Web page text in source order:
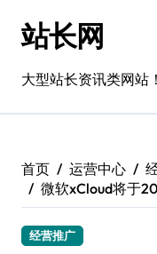
站长网
大型站长资讯类网站
首页 运营中心
微软xCloud将于
经营推广